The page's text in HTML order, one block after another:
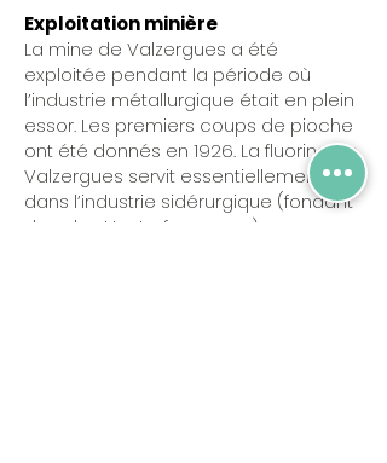
Exploitation minière
La mine de Valzergues a été
exploitée pendant la période où
l’industrie métallurgique était en plein
essor. Les premiers coups de pioche
ont été donnés en 1926. La fluorine de
Valzergues servit essentiellement
dans l’industrie sidérurgique (fondant
dans les Hauts-fourneaux).